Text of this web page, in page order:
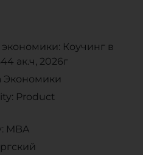
Коучинг в
ак.ч, 2026г
Product
MBA